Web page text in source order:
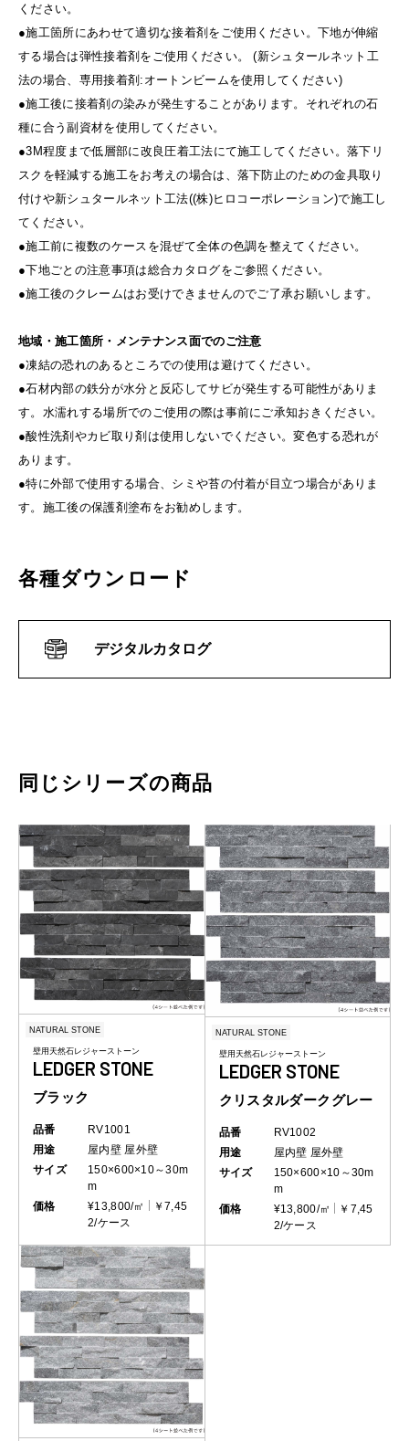
ください。
●施工箇所にあわせて適切な接着剤をご使用ください。下地が伸縮
する場合は弾性接着剤をご使用ください。 (新シュタールネット工
法の場合、専用接着剤:オートンビームを使用してください)
●施工後に接着剤の染みが発生することがあります。それぞれの石
種に合う副資材を使用してください。
●3M程度まで低層部に改良圧着工法にて施工してください。落下リ
スクを軽減する施工をお考えの場合は、落下防止のための金具取り
付けや新シュタールネット工法((株)ヒロコーポレーション)で施工し
てください。
●施工前に複数のケースを混ぜて全体の色調を整えてください。
●下地ごとの注意事項は総合カタログをご参照ください。
●施工後のクレームはお受けできませんのでご了承お願いします。
地域・施工箇所・メンテナンス面でのご注意
●凍結の恐れのあるところでの使用は避けてください。
●石材内部の鉄分が水分と反応してサビが発生する可能性がありま
す。水濡れする場所でのご使用の際は事前にご承知おきください。
●酸性洗剤やカビ取り剤は使用しないでください。変色する恐れが
あります。
●特に外部で使用する場合、シミや苔の付着が目立つ場合がありま
す。施工後の保護剤塗布をお勧めします。
各種ダウンロード
デジタルカタログ
同じシリーズの商品
NATURAL STONE
壁用天然石レジャーストーン
LEDGER STONE
ブラック
品番
RV1001
用途
屋内壁 屋外壁
サイズ
150×600×10～30m
m
価格
¥13,800/㎡
￥7,45
2/ケース
NATURAL STONE
壁用天然石レジャーストーン
LEDGER STONE
クリスタルダークグレー
品番
RV1002
用途
屋内壁 屋外壁
サイズ
150×600×10～30m
m
価格
¥13,800/㎡
￥7,45
2/ケース